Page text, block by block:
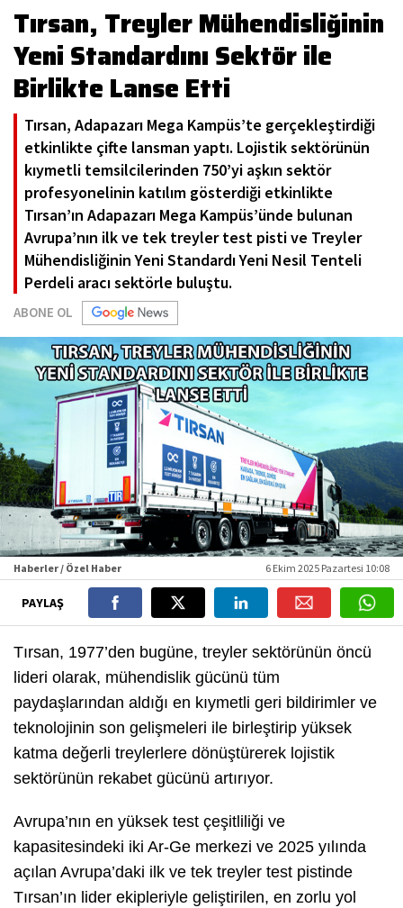
Tırsan, Treyler Mühendisliğinin
Yeni Standardını Sektör ile
Birlikte Lanse Etti
Tırsan, Adapazarı Mega Kampüs’te gerçekleştirdiği
etkinlikte çifte lansman yaptı. Lojistik sektörünün
kıymetli temsilcilerinden 750’yi aşkın sektör
profesyonelinin katılım gösterdiği etkinlikte
Tırsan’ın Adapazarı Mega Kampüs’ünde bulunan
Avrupa’nın ilk ve tek treyler test pisti ve Treyler
Mühendisliğinin Yeni Standardı Yeni Nesil Tenteli
Perdeli aracı sektörle buluştu.
ABONE OL
Haberler / Özel Haber 6 Ekim 2025 Pazartesi 10:08
PAYLAŞ
Tırsan, 1977’den bugüne, treyler sektörünün öncü
lideri olarak, mühendislik gücünü tüm
paydaşlarından aldığı en kıymetli geri bildirimler ve
teknolojinin son gelişmeleri ile birleştirip yüksek
katma değerli treylerlere dönüştürerek lojistik
sektörünün rekabet gücünü artırıyor.
Avrupa’nın en yüksek test çeşitliliği ve
kapasitesindeki iki Ar-Ge merkezi ve 2025 yılında
açılan Avrupa’daki ilk ve tek treyler test pistinde
Tırsan’ın lider ekipleriyle geliştirilen, en zorlu yol